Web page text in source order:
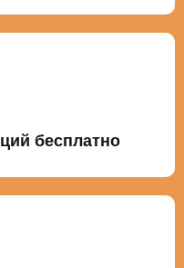
бесплатно